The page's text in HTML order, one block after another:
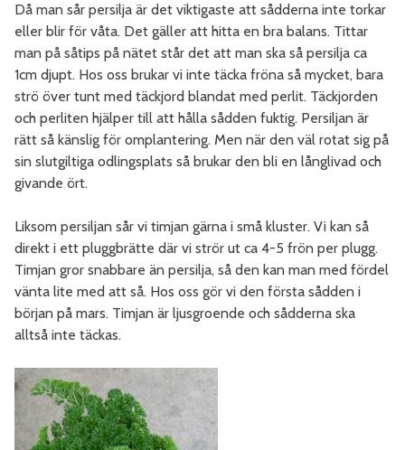
Då man sår persilja är det viktigaste att sådderna inte torkar
eller blir för våta. Det gäller att hitta en bra balans. Tittar
man på såtips på nätet står det att man ska så persilja ca
1cm djupt. Hos oss brukar vi inte täcka fröna så mycket, bara
strö över tunt med täckjord blandat med perlit. Täckjorden
och perliten hjälper till att hålla sådden fuktig. Persiljan är
rätt så känslig för omplantering. Men när den väl rotat sig på
sin slutgiltiga odlingsplats så brukar den bli en långlivad och
givande ört.
Liksom persiljan sår vi timjan gärna i små kluster. Vi kan så
direkt i ett pluggbrätte där vi strör ut ca 4-5 frön per plugg.
Timjan gror snabbare än persilja, så den kan man med fördel
vänta lite med att så. Hos oss gör vi den första sådden i
början på mars. Timjan är ljusgroende och sådderna ska
alltså inte täckas.